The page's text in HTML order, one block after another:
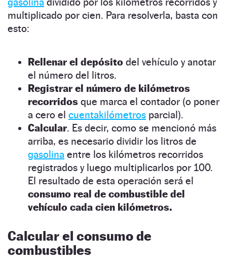
multiplicado por cien. Para resolverla, basta con
esto:
Rellenar el depósito del vehículo y anotar
el número del litros.
Registrar el número de kilómetros
recorridos que marca el contador (o poner
a cero el cuentakilómetros parcial).
Calcular. Es decir, como se mencionó más
arriba, es necesario dividir los litros de
gasolina entre los kilómetros recorridos
registrados y luego multiplicarlos por 100.
El resultado de esta operación será el
consumo real de combustible del
vehículo cada cien kilómetros.
Calcular el consumo de
combustibles